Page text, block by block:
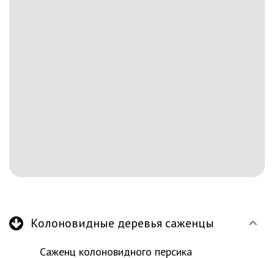
Колоновидные деревья саженцы
Саженц колоновидного персика